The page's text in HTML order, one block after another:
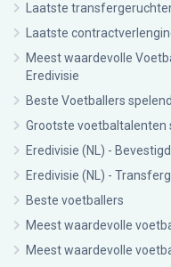
Laatste
Laatste
Meest waardevolle
Eredivisie
Beste Voetballers
Grootste voetbaltalenten
Eredivisie (NL) -
Eredivisie (NL) -
Beste voetballers
Meest waardevolle
Meest waardevolle